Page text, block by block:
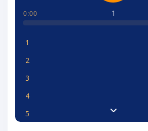
1
0:00
1
2
3
4
5